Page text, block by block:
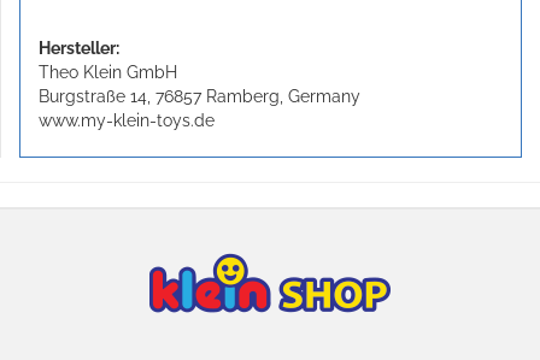
Hersteller:
Theo Klein GmbH
Burgstraße 14, 76857 Ramberg, Germany
www.my-klein-toys.de